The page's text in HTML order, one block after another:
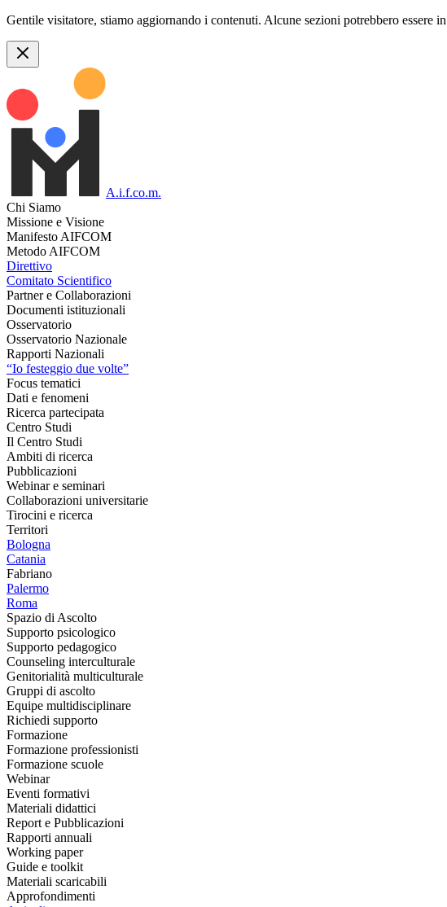
Gentile visitatore, stiamo aggiornando i contenuti. Alcune sezioni potrebbero essere
A.i.f.co.m.
Chi Siamo
Missione e Visione
Manifesto AIFCOM
Metodo AIFCOM
Direttivo
Comitato Scientifico
Partner e Collaborazioni
Documenti istituzionali
Osservatorio
Osservatorio Nazionale
Rapporti Nazionali
“Io festeggio due volte”
Focus tematici
Dati e fenomeni
Ricerca partecipata
Centro Studi
Il Centro Studi
Ambiti di ricerca
Pubblicazioni
Webinar e seminari
Collaborazioni universitarie
Tirocini e ricerca
Territori
Bologna
Catania
Fabriano
Palermo
Roma
Spazio di Ascolto
Supporto psicologico
Supporto pedagogico
Counseling interculturale
Genitorialità multiculturale
Gruppi di ascolto
Equipe multidisciplinare
Richiedi supporto
Formazione
Formazione professionisti
Formazione scuole
Webinar
Eventi formativi
Materiali didattici
Report e Pubblicazioni
Rapporti annuali
Working paper
Guide e toolkit
Materiali scaricabili
Approfondimenti